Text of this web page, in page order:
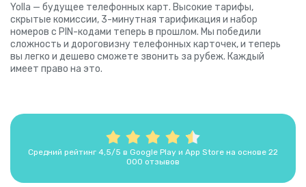
Yolla — будущее телефонных карт. Высокие тарифы,
скрытые комиссии, 3-минутная тарификация и набор
номеров с PIN-кодами теперь в прошлом. Мы победили
сложность и дороговизну телефонных карточек, и теперь
вы легко и дешево сможете звонить за рубеж. Каждый
имеет право на это.
Средний рейтинг 4,5/5 в Google Play и App Store на основе 22
000 отзывов